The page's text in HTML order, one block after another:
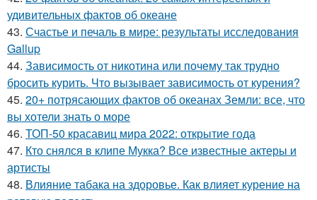
удивительных фактов об океане
43. Счастье и печаль в мире: результаты исследования
Gallup
44. Зависимость от никотина или почему так трудно
бросить курить. Что вызывает зависимость от курения?
45. 20+ потрясающих фактов об океанах Земли: все, что
вы хотели знать о море
46. ТОП-50 красавиц мира 2022: открытие года
47. Кто снялся в клипе Мукка? Все известные актеры и
артисты
48. Влияние табака на здоровье. Как влияет курение на